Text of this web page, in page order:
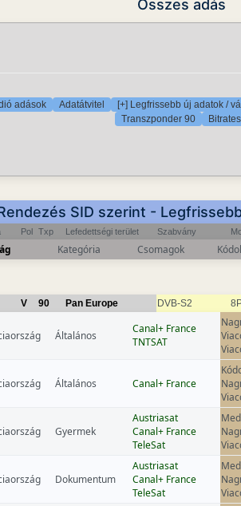
Összes adás
adások Adatátvitel [+] Legfrissebb új adatok /
Transzponder 90
Bitrates
SID szerint -
Pol Txp Lefedettségi terület Szabvány
Kategória Csomagok
V 90 Pan Europe DVB-S2
Általános
Canal+ France
TNTSAT
Általános Canal+ France
Gyermek
Austriasat
Canal+ France
TeleSat
Dokumentum
Austriasat
Canal+ France
TeleSat